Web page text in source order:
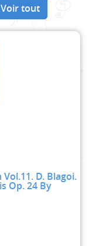
Voir tout
D. Blagoi.
Op. 24 By